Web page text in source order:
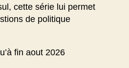
cette série lui permet
de politique
fin aout 2026